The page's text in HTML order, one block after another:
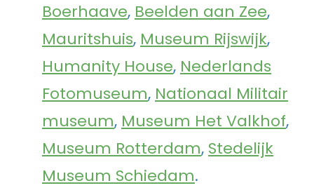
Boerhaave, Beelden aan Zee,
Mauritshuis, Museum Rijswijk,
Humanity House, Nederlands
Fotomuseum, Nationaal Militair
museum, Museum Het Valkhof,
Museum Rotterdam, Stedelijk
Museum Schiedam.